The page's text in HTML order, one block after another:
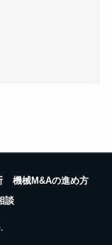
機械M&Aの進め方
談